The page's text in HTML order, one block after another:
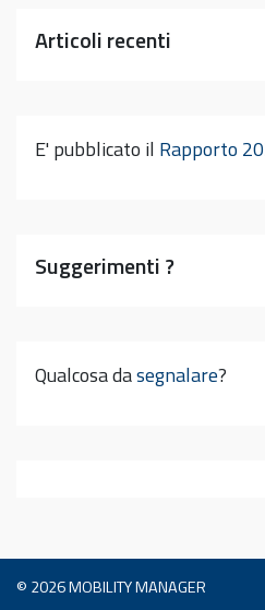
Articoli recenti
E' pubblicato il Rapporto
Suggerimenti ?
Qualcosa dasegnalare?
© 2026MOBILITY MANAGER